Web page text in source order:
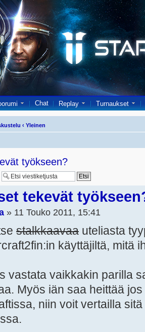
Chat Replay Turnaukset
‹ Yleinen
työkseen?
tekevät
» 11 Touko 2011, 15:41
stalkkaavaa uteliasta
käyttäjiltä, mitä
vastata vaikkakin parilla
Myös iän saa heittää
niin voit vertailla